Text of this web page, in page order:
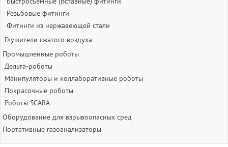
Резьбовые фитинги
Фитинги из нержавеющей стали
Глушители сжатого воздуха
Промышленные роботы
Дельта-роботы
Манипуляторы и коллаборативные роботы
Покрасочные роботы
Роботы SCARA
Оборудование для взрывоопасных сред
Портативные газоанализаторы